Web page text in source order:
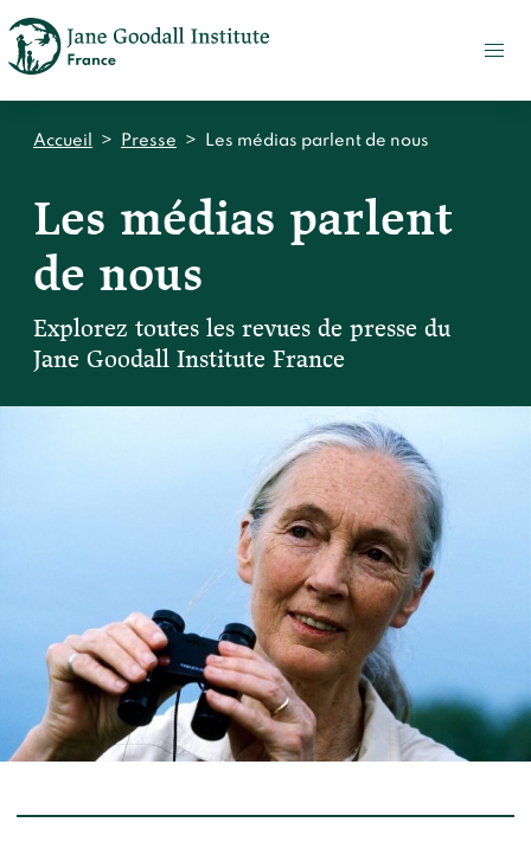
CONTACT
Qui sommes-nous ?
Jane Goodall
Notre impact
Accueil
Nos actions sur le terrain en Afrique
Les histoires du docteur Jane
Témoignages du terrain
Les héros du JGI France
Devenir membre du "Cercle des Amis de Jane"
Devenir Chimp Guardian
Agir avec Roots & Shoots
Devenir bénévole
Événements et conférences
UN
Accueil > Presse > Les médias parlent de nous
Les médias parlent
de nous
Explorez toutes les revues de presse du
Jane Goodall Institute France